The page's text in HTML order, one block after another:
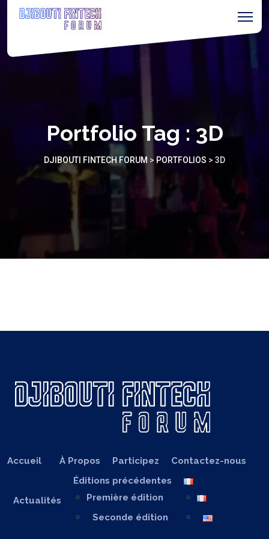
Portfolio Tag : 3D
DJIBOUTI FINTECH FORUM > PORTFOLIOS > 3D
3D Designing Workshop
Accueil À Propos Participez Contactez-nous
Actualités
Éditions précédentes
Première édition
Seconde édition